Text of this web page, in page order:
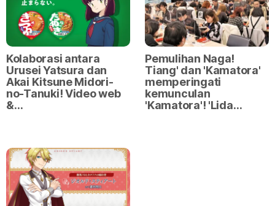
Kolaborasi antara
Urusei Yatsura dan
Akai Kitsune Midori-
no-Tanuki! Video web
&…
Pemulihan Naga!
Tiang' dan 'Kamatora'
memperingati
kemunculan
'Kamatora'! 'Lida…